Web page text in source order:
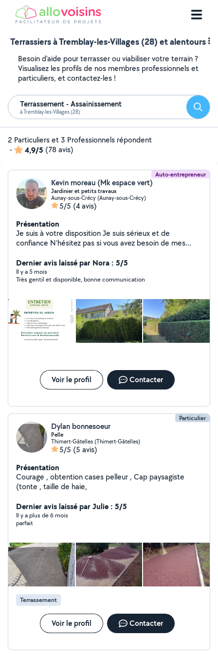
Terrassiers à Tremblay-les-Villages (28) et alentours
Besoin d'aide pour terrasser ou viabiliser votre terrain ?
Visualisez les profils de nos membres professionnels et
particuliers, et contactez-les !
Terrassement - Assainissement
à Tremblay-les-Villages (28)
2 Particuliers et 3 Professionnels répondent
-
4,9/5 (78 avis)
Auto-entrepreneur
Kevin moreau (Mk espace vert)
Jardinier et petits travaux
Aunay-sous-Crécy (Aunay-sous-Crécy)
5/5 (4 avis)
Présentation
Je suis à votre disposition Je suis sérieux et de
confiance N'hésitez pas si vous avez besoin de mes
TERRASSEMENT Espaces verts Création & entretien de
jardins Tonte de pelouse Débroussaillage Taille de haies
& arbustes Terrassement Nivellement de terrain
chemins, parkings Préparation pour dalles & abris de
jardin NETTOYAGE DE TERRASSE AU KARCHER
Terrasses Dalles Allées Murets Travail soigné Matériel
professionnel Devis GRATUIT Intervention : 28 27 61 78
Contactez-moi dès maintenant !
Dernier avis laissé par Nora : 5/5
Il y a 5 mois
Très gentil et disponible, bonne communication
Voir le profil Contacter
Particulier
Dylan bonnesoeur
Pelle
Thimert-Gâtelles (Thimert-Gâtelles)
5/5 (5 avis)
Présentation
Courage , obtention cases pelleur , Cap paysagiste
(tonte , taille de haie,
Dernier avis laissé par Julie : 5/5
Il y a plus de 6 mois
parfait
Terrassement
Voir le profil Contacter